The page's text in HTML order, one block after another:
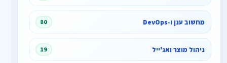
מחשוב ענן ו‑DevOps 80
ניהול מוצר ואג'ייל 19